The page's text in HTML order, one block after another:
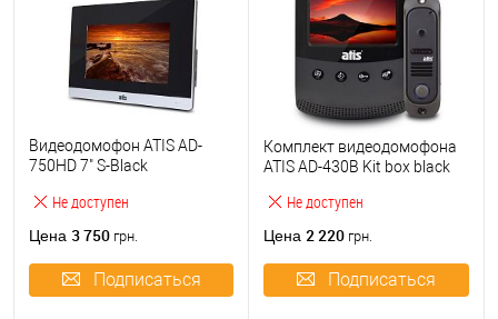
Не доступен
Видеодомофон ATIS AD-
750HD 7" S-Black
Цена 3 750 грн.
Подписаться
Не доступен
Комплект видеодомофона
ATIS AD-430B Kit box black
Цена 2 220 грн.
Подписаться